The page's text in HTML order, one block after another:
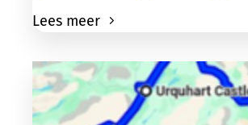
Lees meer